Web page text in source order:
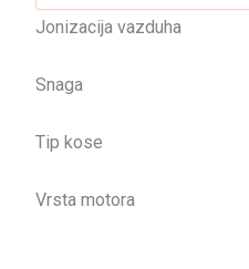
Jonizacija vazduha
Snaga
Tip kose
Vrsta motora